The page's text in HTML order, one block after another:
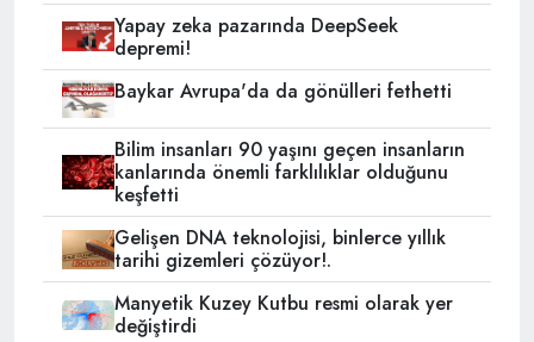
Yapay zeka pazarında DeepSeek
depremi!
Baykar Avrupa'da da gönülleri fethetti
Bilim insanları 90 yaşını geçen insanların
kanlarında önemli farklılıklar olduğunu
keşfetti
Gelişen DNA teknolojisi, binlerce yıllık
tarihi gizemleri çözüyor!.
Manyetik Kuzey Kutbu resmi olarak yer
değiştirdi